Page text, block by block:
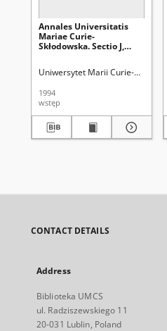
Annales Universitatis
Mariae Curie-
Skłodowska. Sectio J,
Uniwersytet Marii Curie-
1994
wstęp
CONTACT DETAILS
Address
Biblioteka UMCS
ul. Radziszewskiego 11
20-031 Lublin, Poland